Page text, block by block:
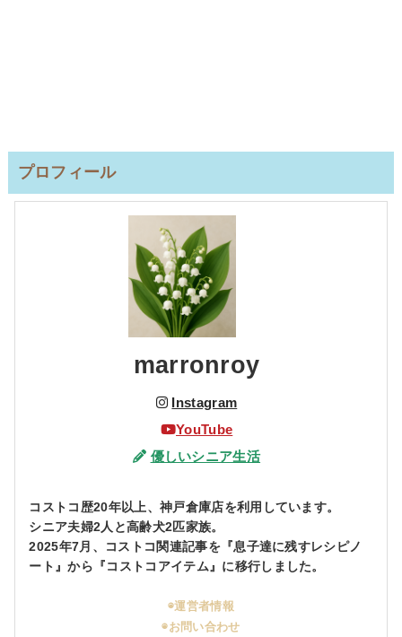
プロフィール
marronroy
Instagram
YouTube
優しいシニア生活
コストコ歴20年以上、神戸倉庫店を利用しています。
シニア夫婦2人と高齢犬2匹家族。
2025年7月、コストコ関連記事を『息子達に残すレシピノ
ート』から『コストコアイテム』に移行しました。
◉運営者情報
◉お問い合わせ